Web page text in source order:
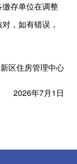
存单位在调整
，如有错误，
区住房管理中心
2026年7月1日